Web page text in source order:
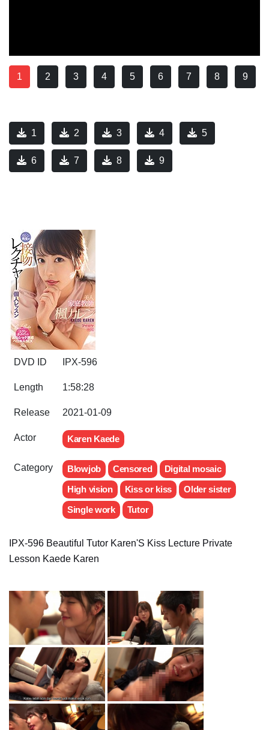
1 2 3 4 5 6 7 8 9
1 2 3 4 5
6 7 8 9
DVD ID IPX-596
Length 1:58:28
Release 2021-01-09
Actor Karen Kaede
Category Blowjob Censored
Digital mosaic
High vision
Kiss or kiss
Older sister
Single work
Tutor
IPX-596 Beautiful Tutor Karen'S Kiss Lecture Private
Lesson Kaede Karen